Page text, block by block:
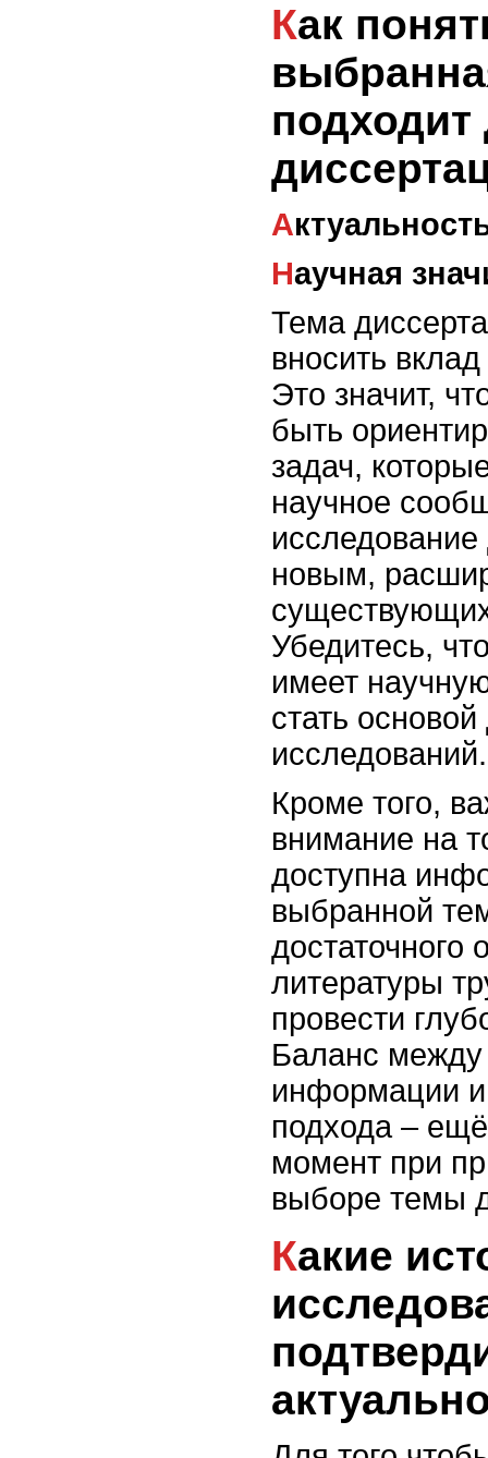
Как понять, что
подходит
Научная
Тема
вносить
Это значит,
быть
задач,
научное
новым,
Убедитесь,
имеет
стать
исследований.
Кроме того,
внимание на
доступна
выбранной
литературы
провести
Баланс между
информации
подхода –
момент при
выборе темы
Какие источники и